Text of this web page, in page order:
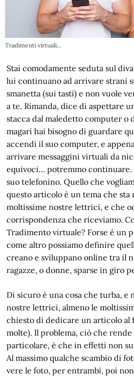
Tradimenti virtuali…
Stai comodamente seduta sul
lui continuano ad arrivare strani
smanetta (sui tasti) e non vuole
a te. Rimanda, dice di aspettare
stacca dal maledetto computer o
magari hai bisogno di guardare
accendi il suo computer, e
arrivare messaggini virtuali da
equivoci… potremmo continuare.
suo telefonino. Quello che
questo articolo è un tema che sta
moltissime nostre lettrici, e che
corrispondenza che riceviamo.
Tradimento virtuale? Forse è un
come altro possiamo definire
creano e sviluppano online tra il
ragazze, o donne, sparse in giro
Di sicuro è una cosa che turba, e
nostre lettrici, almeno le
chiesto di dedicare un articolo al
molte). Il problema, ciò che
particolare, è che in effetti non
Al massimo qualche scambio di
vere le foto, per entrambi, poi